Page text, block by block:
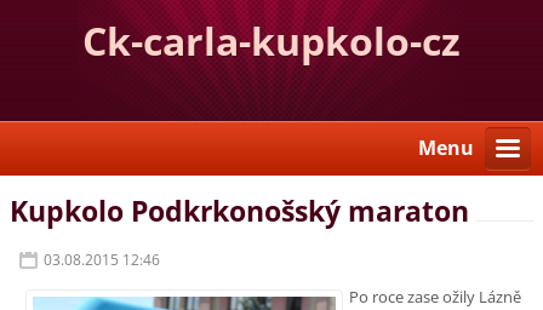
Ck-carla-kupkolo-cz
Menu
Kupkolo Podkrkonošský maraton
03.08.2015 12:46
Po roce zase ožily Lázně